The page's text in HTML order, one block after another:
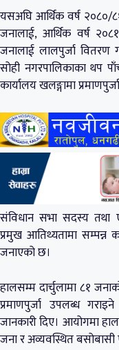
यसअघि आर्थिक वर्ष २०८०/
जनालाई, आर्थिक वर्ष
जनालाई लालपुर्जा वितरण
सोही नगरपालिकाका थप
कार्यालय खलङ्गामा
संविधान सभा सदस्य तथा
प्रमुख आतिथ्यतामा सम्पन्न
जनाएको छ।
हालसम्म दार्चुलामा ८१
प्रमाणपुर्जा उपलब्ध
जानकारी दिए। आयोगमा
जना र अव्यवस्थित